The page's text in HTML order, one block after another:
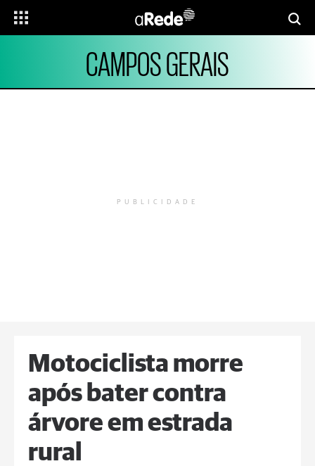
CAMPOS GERAIS
PUBLICIDADE
Motociclista morre
após bater contra
árvore em estrada
rural